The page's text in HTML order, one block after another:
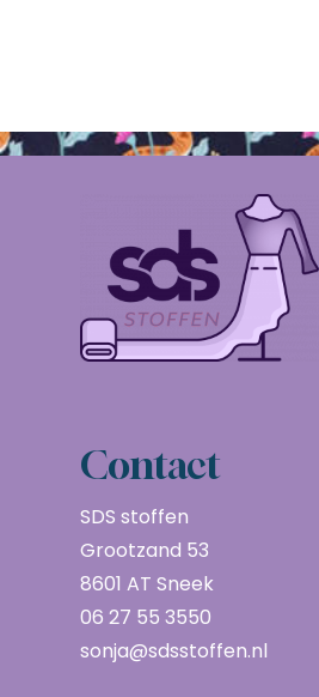
Contact
SDS stoffen
Grootzand 53
8601 AT Sneek
06 27 55 3550
sonja@sdsstoffen.nl